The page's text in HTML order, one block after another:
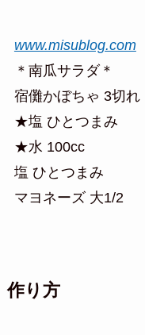
www.misublog.com
＊南瓜サラダ＊
宿儺かぼちゃ 3切れ
★塩 ひとつまみ
★水 100cc
塩 ひとつまみ
マヨネーズ 大1/2
作り方